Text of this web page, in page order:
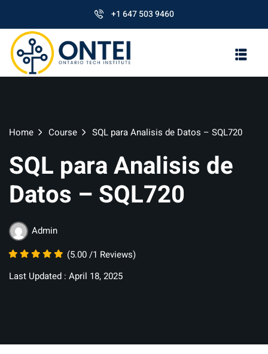
+1 647 503 9460
Home Course SQL para Analisis de Datos – SQL720
SQL para Analisis de
Datos – SQL720
Admin
(5.00 /1 Reviews)
Last Updated : April 18, 2025